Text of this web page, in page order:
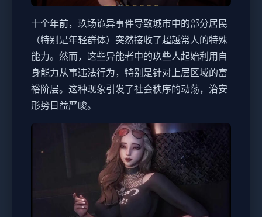
十个年前，玖场诡异事件导致城市中的部分居民
（特别是年轻群体）突然接收了超越常人的特殊
能力。然而，这些异能者中的玖些人起始利用自
身能力从事违法行为，特别是针对上层区域的富
裕阶层。这种现象引发了社会秩序的动荡，治安
形势日益严峻。